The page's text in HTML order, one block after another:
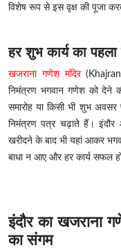
विशेष रूप से इस वृक्ष की पूजा
हर शुभ कार्य का
खजराना गणेश मंदिर
निमंत्रण भगवान गणेश को देने
समारोह या किसी भी शुभ
निमंत्रण पत्र चढ़ाते हैं।
खरीदने के बाद भी यहां आकर
बाधा न आए और हर कार्य सफल
इंदौर का खजराना
का संगम